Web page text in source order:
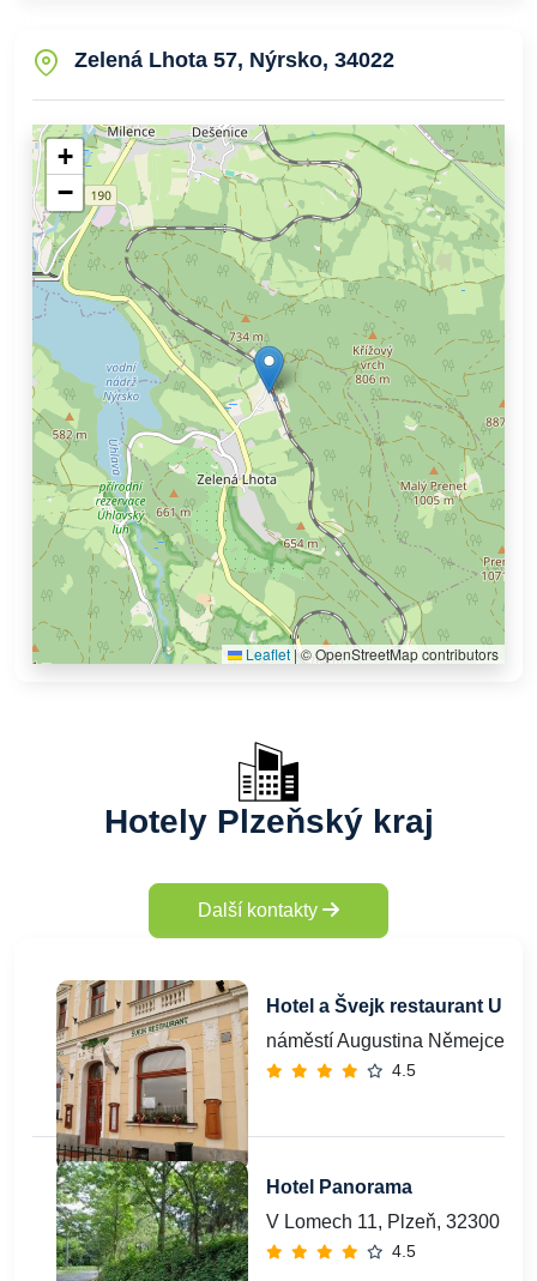
Zelená Lhota 57, Nýrsko, 34022
+
−
Leaflet |© OpenStreetMap contributors
Hotely Plzeňský kraj
Další kontakty
Hotel a Švejk restaurant U
náměstí Augustina Němejce
4.5
Hotel Panorama
V Lomech 11, Plzeň, 32300
4.5